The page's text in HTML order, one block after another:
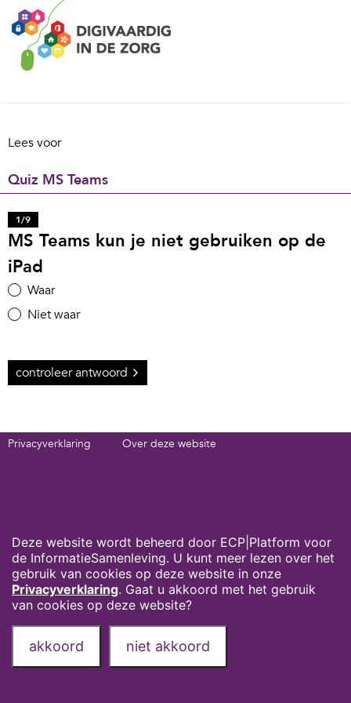
Lees voor
Quiz MS Teams
1/9
MS Teams kun je niet gebruiken op de
iPad
Waar
Niet waar
controleer antwoord
Privacyverklaring
Over deze website
Deze website wordt beheerd door ECP|Platform voor
de InformatieSamenleving. U kunt meer lezen over het
gebruik van cookies op deze website in onze
Privacyverklaring. Gaat u akkoord met het gebruik
van cookies op deze website?
akkoord niet akkoord